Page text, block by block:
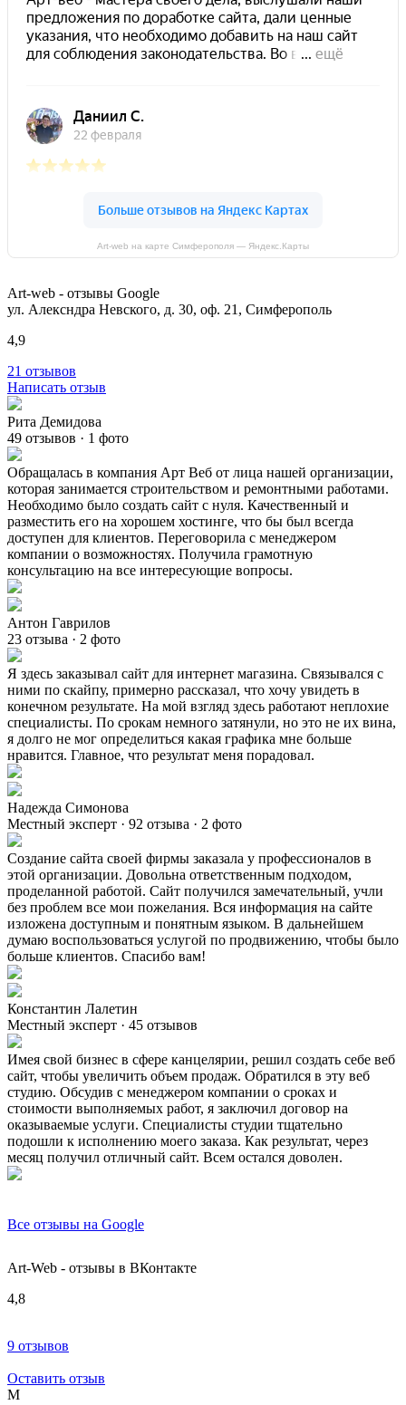
Art-web на карте Симферополя — Яндекс.Карты
Art-web - отзывы Google
ул. Алексндра Невского, д. 30, оф. 21, Симферополь
4,9
21 отзывов
Написать отзыв
Рита Демидова
49 отзывов · 1 фото
Обращалась в компания Арт Веб от лица нашей организации,
которая занимается строительством и ремонтными работами.
Необходимо было создать сайт с нуля. Качественный и
разместить его на хорошем хостинге, что бы был всегда
доступен для клиентов. Переговорила с менеджером
компании о возможностях. Получила грамотную
консультацию на все интересующие вопросы.
Антон Гаврилов
23 отзыва · 2 фото
Я здесь заказывал сайт для интернет магазина. Связывался с
ними по скайпу, примерно рассказал, что хочу увидеть в
конечном результате. На мой взгляд здесь работают неплохие
специалисты. По срокам немного затянули, но это не их вина,
я долго не мог определиться какая графика мне больше
нравится. Главное, что результат меня порадовал.
Надежда Симонова
Местный эксперт · 92 отзыва · 2 фото
Создание сайта своей фирмы заказала у профессионалов в
этой организации. Довольна ответственным подходом,
проделанной работой. Сайт получился замечательный, учли
без проблем все мои пожелания. Вся информация на сайте
изложена доступным и понятным языком. В дальнейшем
думаю воспользоваться услугой по продвижению, чтобы было
больше клиентов. Спасибо вам!
Константин Лалетин
Местный эксперт · 45 отзывов
Имея свой бизнес в сфере канцелярии, решил создать себе веб
сайт, чтобы увеличить объем продаж. Обратился в эту веб
студию. Обсудив с менеджером компании о сроках и
стоимости выполняемых работ, я заключил договор на
оказываемые услуги. Специалисты студии тщательно
подошли к исполнению моего заказа. Как результат, через
месяц получил отличный сайт. Всем остался доволен.
Все отзывы на Google
Art-Web - отзывы в ВКонтакте
4,8
9 отзывов
Оставить отзыв
М